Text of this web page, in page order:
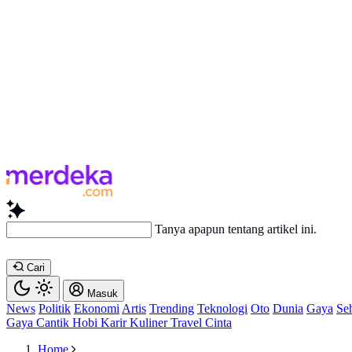
Ba
Cari
Masuk
News Politik Ekonomi Artis Trending Teknologi Oto Dunia Gaya
Gaya Cantik Hobi KarirKulinerTravel Cinta
Home